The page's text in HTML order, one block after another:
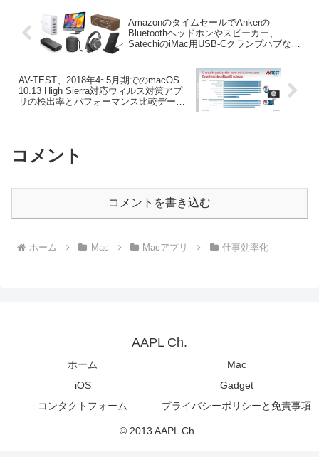
AmazonのタイムセールでAnkerの
Bluetoothヘッドホンやスピーカー、
SatechiのiMac用USB-Cクランプハブなど
AV-TEST、2018年4~5月期でのmacOS
10.13 High Sierra対応ウィルス対策アプ
リの検出率とパフォーマンス比較データ
コメント
コメントを書き込む
ホーム Mac Macアプリ 仕事効率化
AAPL Ch.
ホーム
Mac
iOS
Gadget
コンタクトフォーム
プライバシーポリシーと免責事項
© 2013 AAPL Ch..